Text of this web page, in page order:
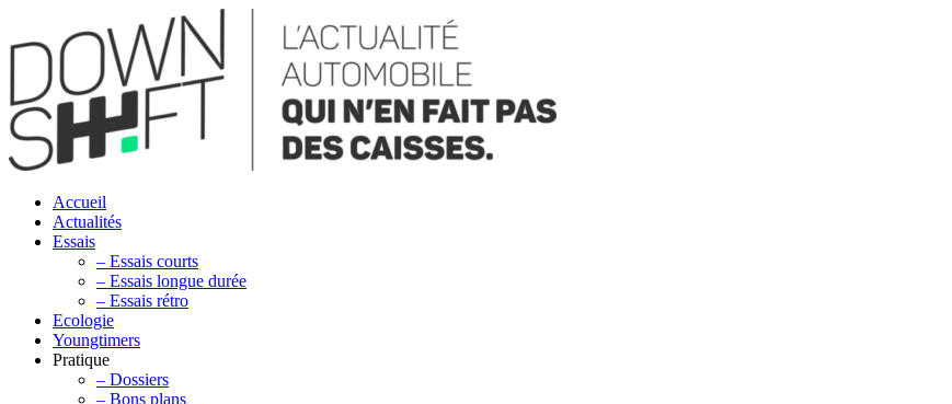
Accueil
Actualités
Essais
– Essais courts
– Essais longue durée
– Essais rétro
Ecologie
Youngtimers
Pratique
– Dossiers
– Bons plans